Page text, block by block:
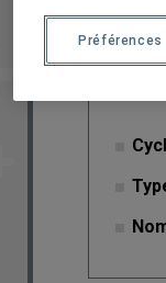
Préférences